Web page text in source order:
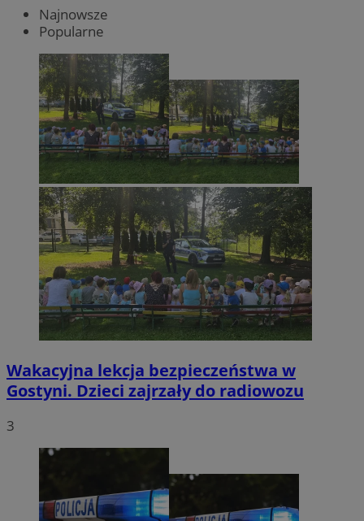
Najnowsze
Popularne
Wakacyjna lekcja bezpieczeństwa w
Gostyni. Dzieci zajrzały do radiowozu
3